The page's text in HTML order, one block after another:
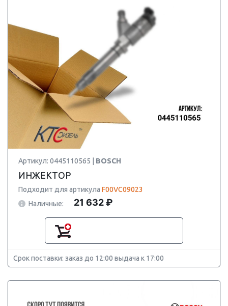
Артикул: 0445110565 | BOSCH
ИНЖЕКТОР
Подходит для артикула F00VC09023
Наличные:
21 632 ₽
Срок поставки: заказ до 12:00 выдача к 17:00